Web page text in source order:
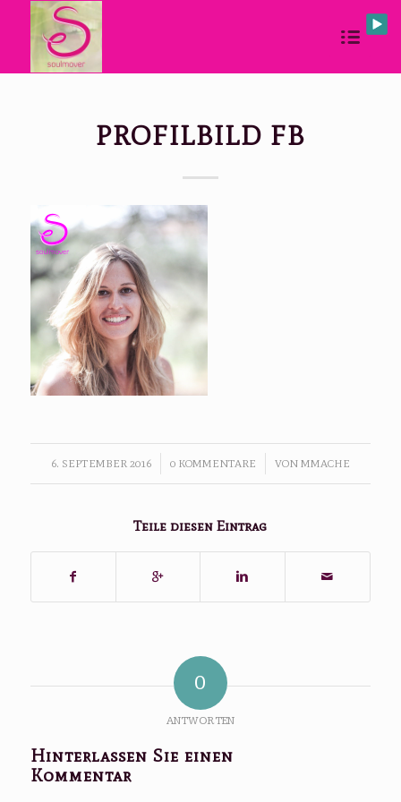
PROFILBILD FB
6. SEPTEMBER 2016
/ 0 KOMMENTARE
/ VON MMACHE
Teile diesen Eintrag
0
ANTWORTEN
Hinterlassen Sie einen
Kommentar